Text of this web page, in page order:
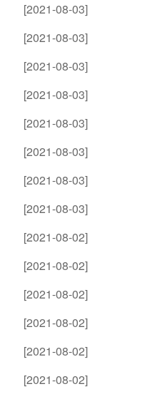
[2021-08-03]
[2021-08-03]
[2021-08-03]
[2021-08-03]
[2021-08-03]
[2021-08-03]
[2021-08-03]
[2021-08-03]
[2021-08-02]
[2021-08-02]
[2021-08-02]
[2021-08-02]
[2021-08-02]
[2021-08-02]